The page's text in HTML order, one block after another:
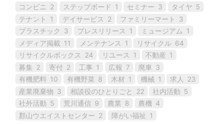
コンビニ
2 ステップボード 1 セミナー 3 タイヤ 5
テナント
1 デイサービス 2 ファミリーマート
3
プラスチック 3 プレスリリース 1 ミュージアム 1
メディア掲載 11 メンテナンス 1 リサイクル 64
リサイクルボックス
24 リユース 1 不動産 1
募集 2 寄付 2 工事 1 広報 7 廃車 3
有機肥料 10 有機野菜 8 木材 1 機械 1 求人
23
産業廃棄物 3 相談役のひとりごと 22 社内活動 5
社外活動 5 荒川通信 9 農業 8 農機 4
郡山ウエイストセンター 2 障がい福祉 1